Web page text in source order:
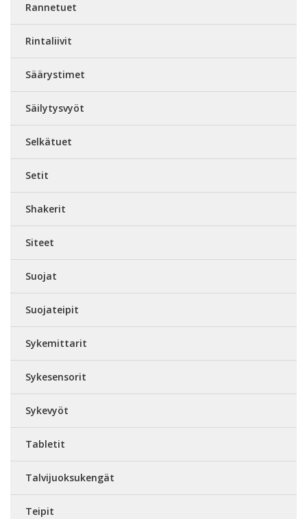
Rannetuet
Rintaliivit
Säärystimet
Säilytysvyöt
Selkätuet
Setit
Shakerit
Siteet
Suojat
Suojateipit
Sykemittarit
Sykesensorit
Sykevyöt
Tabletit
Talvijuoksukengät
Teipit